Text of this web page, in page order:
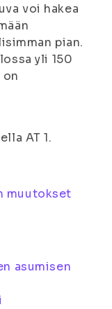
voi hakea
pian.
yli 150
AT 1.
muutokset
asumisen